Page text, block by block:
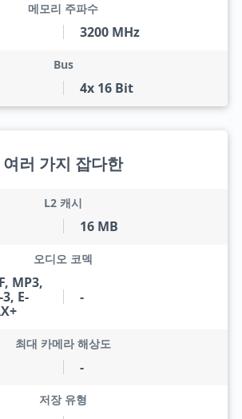
메모리 주파수
3200 MHz
Bus
4x 16 Bit
여러 가지 잡다한
L2 캐시
16 MB
MP3,
E-
오디오 코덱
-
최대 카메라 해상도
-
저장 유형